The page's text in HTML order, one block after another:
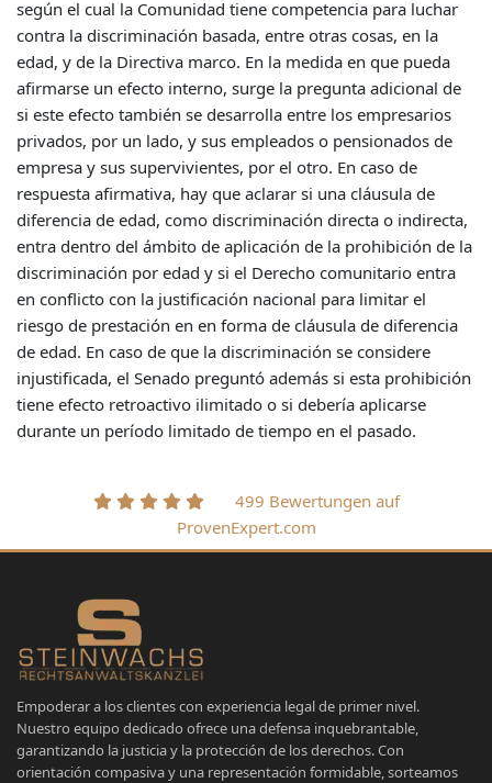
499 Bewertungen auf
ProvenExpert.com
Empoderar a los clientes con experiencia legal de primer nivel.
Nuestro equipo dedicado ofrece una defensa inquebrantable,
garantizando la justicia y la protección de los derechos. Con
orientación compasiva y una representación formidable, sorteamos